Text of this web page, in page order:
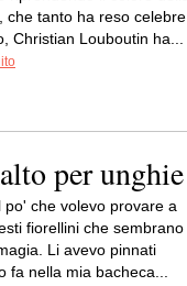
che tanto ha reso celebre
Christian Louboutin ha...
per unghie
po' che volevo provare a
fiorellini che sembrano
Li avevo pinnati
fa nella mia bacheca...